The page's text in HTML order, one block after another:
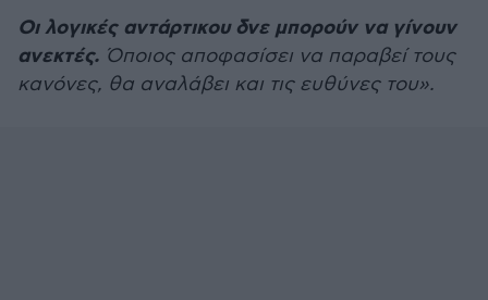
Οι λογικές αντάρτικου δνε μπορούν να γίνουν
ανεκτές. Όποιος αποφασίσει να παραβεί τους
κανόνες, θα αναλάβει και τις ευθύνες του».